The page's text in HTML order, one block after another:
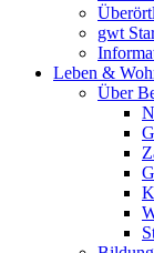
gwt
Leben &
Über